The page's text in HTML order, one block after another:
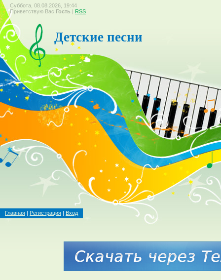
Суббота, 08.08.2026, 19:44
Приветствую Вас Гость | RSS
Детские песни
Главная | Регистрация | Вход